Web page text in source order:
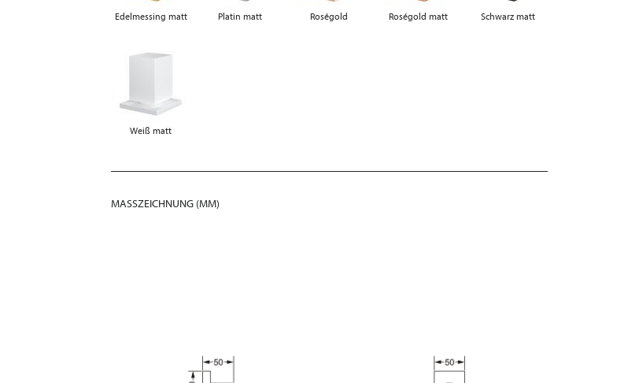
Edelmessing matt Platin matt Roségold Roségold matt Schwarz matt
Weiß matt
MASSZEICHNUNG (MM)